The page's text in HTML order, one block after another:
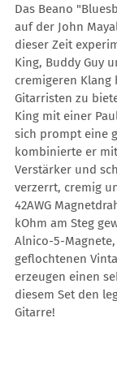
Das Beano
auf der John
dieser Zeit
King, Buddy Guy
cremigeren Klang
Gitarristen zu
King mit einer
sich prompt eine
kombinierte er
Verstärker und
verzerrt, cremig
42AWG
kOhm am Steg
Alnico-5-
geflochtenen
erzeugen einen
diesem Set den
Gitarre!